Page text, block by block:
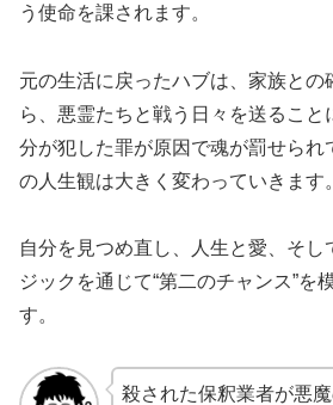
う使命を課されます。
元の生活に戻ったハブは、家族との
ら、悪霊たちと戦う日々を送ること
分が犯した罪が原因で魂が罰せられ
の人生観は大きく変わっていきます。
自分を見つめ直し、人生と愛、そし
ジックを通じて“第二のチャンス”を
す。
殺された保釈業者が悪